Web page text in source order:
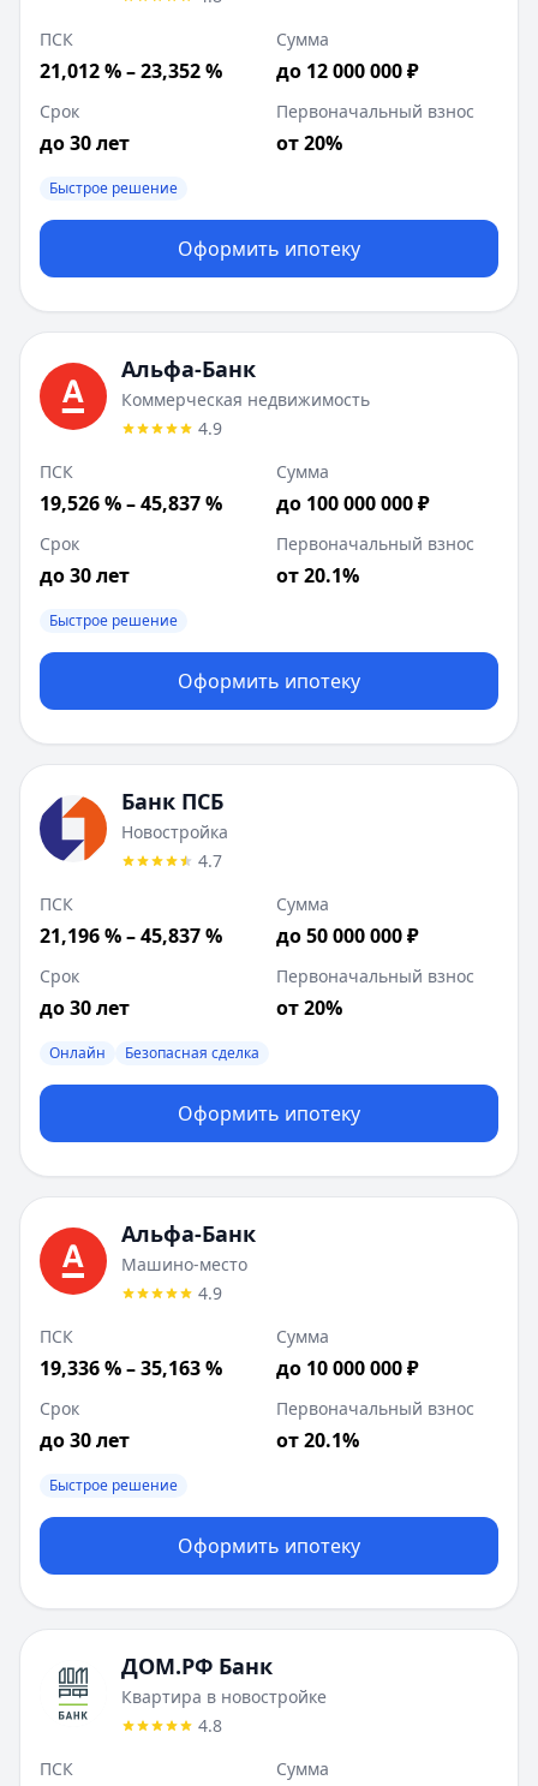
ПСК
21,012 % – 23,352 %
Сумма
до 12 000 000 ₽
Срок
до 30 лет
Первоначальный взнос
от 20%
Быстрое решение
Оформить ипотеку
Альфа-Банк
Коммерческая недвижимость
4.9
ПСК
19,526 % – 45,837 %
Сумма
до 100 000 000 ₽
Срок
до 30 лет
Первоначальный взнос
от 20.1%
Быстрое решение
Оформить ипотеку
Банк ПСБ
Новостройка
4.7
ПСК
21,196 % – 45,837 %
Сумма
до 50 000 000 ₽
Срок
до 30 лет
Первоначальный взнос
от 20%
Онлайн Безопасная сделка
Оформить ипотеку
Альфа-Банк
Машино-место
4.9
ПСК
19,336 % – 35,163 %
Сумма
до 10 000 000 ₽
Срок
до 30 лет
Первоначальный взнос
от 20.1%
Быстрое решение
Оформить ипотеку
ДОМ.РФ Банк
Квартира в новостройке
4.8
ПСК
Сумма